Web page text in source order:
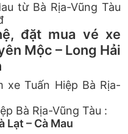
từ Bà Rịa-Vũng Tàu
đặt mua vé xe
Mộc – Long Hải
Tuấn Hiệp Bà Rịa-
Bà Rịa-Vũng Tàu :
Lạt – Cà Mau